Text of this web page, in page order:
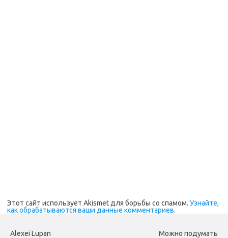
Этот сайт использует Akismet для борьбы со спамом. Узнайте,
как обрабатываются ваши данные комментариев.
Alexei Lupan Можно подумать